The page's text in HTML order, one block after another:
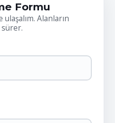
Formu
Alanların
sürer.